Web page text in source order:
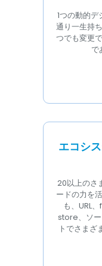
1つの動的
通り一生持
つでも変更
で
エコシ
20以上のさ
ードの力を
も、URL
store、ソー
トでさまざ